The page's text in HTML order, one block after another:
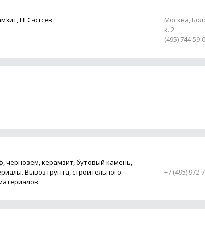
ПГС-отсев
Москва,
к. 2
(495) 744-59-
чернозем, керамзит, бутовый камень,
Вывоз грунта, строительного
+7 (495) 972-